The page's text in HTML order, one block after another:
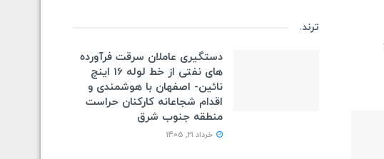
ترند.
دستگیری عاملان سرقت فرآورده
های نفتی از خط لوله 16 اینچ
نائین- اصفهان با هوشمندی و
اقدام شجاعانه کارکنان حراست
منطقه جنوب شرق
خرداد 21, 1405